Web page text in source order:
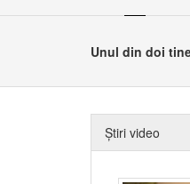
Unul din doi
Știri video